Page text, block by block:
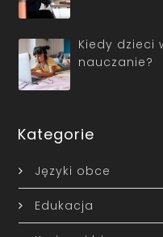
Kiedy dzieci
nauczanie?
Kategorie
Języki obce
Edukacja